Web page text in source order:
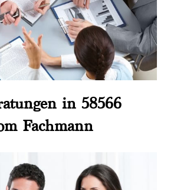
in 58566
Fachmann